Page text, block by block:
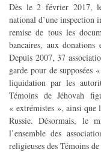
Dès le 2 février 2017,
national d’une inspection
remise de tous les
bancaires, aux
Depuis 2007, 37
garde pour de supposées
liquidation par les
Témoins de Jéhovah
« extrémistes », ainsi que
Russie. Désormais, le
l’ensemble des
religieuses des Témoins